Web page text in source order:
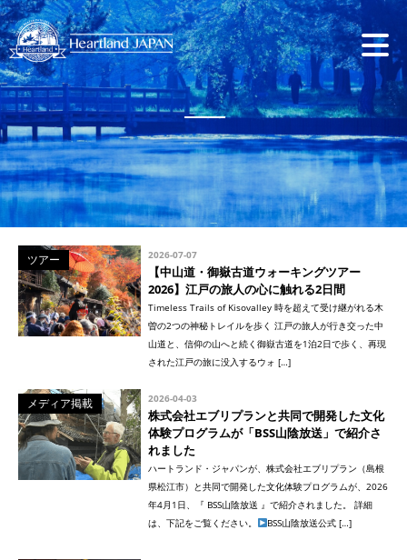
ツアー 2026-07-07
【中山道・御嶽古道ウォーキングツアー
2026】江戸の旅人の心に触れる2日間
Timeless Trails of Kisovalley 時を超えて受け継がれる木
曽の2つの神秘トレイルを歩く 江戸の旅人が行き交った中
山道と、信仰の山へと続く御嶽古道を1泊2日で歩く、再現
された江戸の旅に没入するウォ […]
メディア掲載 2026-04-03
株式会社エブリプランと共同で開発した文化
体験プログラムが「BSS山陰放送」で紹介さ
れました
ハートランド・ジャパンが、株式会社エブリプラン（島根
県松江市）と共同で開発した文化体験プログラムが、2026
年4月1日、『 BSS山陰放送 』で紹介されました。 詳細
は、下記をご覧ください。
BSS山陰放送公式 […]